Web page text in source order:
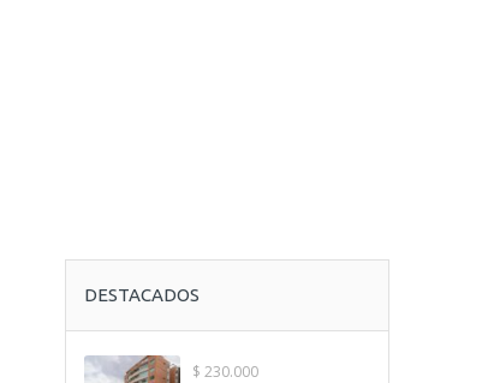
DESTACADOS
$ 230.000